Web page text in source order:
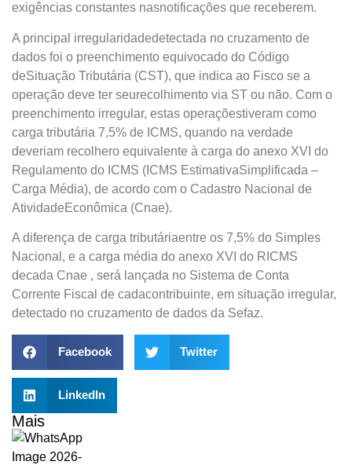
exigências constantes nasnotificações que receberem.
A principal irregularidadedetectada no cruzamento de
dados foi o preenchimento equivocado do Código
deSituação Tributária (CST), que indica ao Fisco se a
operação deve ter seurecolhimento via ST ou não. Com o
preenchimento irregular, estas operaçõestiveram como
carga tributária 7,5% de ICMS, quando na verdade
deveriam recolhero equivalente à carga do anexo XVI do
Regulamento do ICMS (ICMS EstimativaSimplificada –
Carga Média), de acordo com o Cadastro Nacional de
AtividadeEconômica (Cnae).
A diferença de carga tributáriaentre os 7,5% do Simples
Nacional, e a carga média do anexo XVI do RICMS
decada Cnae , será lançada no Sistema de Conta
Corrente Fiscal de cadacontribuinte, em situação irregular,
detectado no cruzamento de dados da Sefaz.
Facebook Twitter
LinkedIn
Mais